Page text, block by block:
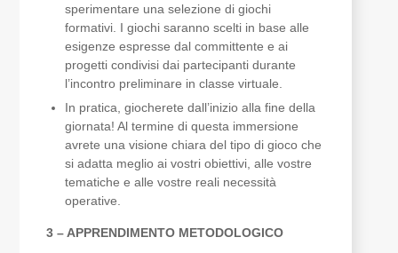
sperimentare una selezione di giochi
formativi. I giochi saranno scelti in base alle
esigenze espresse dal committente e ai
progetti condivisi dai partecipanti durante
l’incontro preliminare in classe virtuale.
In pratica, giocherete dall’inizio alla fine della
giornata! Al termine di questa immersione
avrete una visione chiara del tipo di gioco che
si adatta meglio ai vostri obiettivi, alle vostre
tematiche e alle vostre reali necessità
operative.
3 – APPRENDIMENTO METODOLOGICO